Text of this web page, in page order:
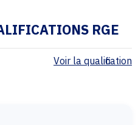
RGE
Voir la qualification